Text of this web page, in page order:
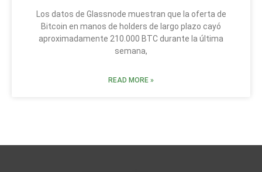
Los datos de Glassnode muestran que la oferta de
Bitcoin en manos de holders de largo plazo cayó
aproximadamente 210.000 BTC durante la última
semana,
READ MORE »